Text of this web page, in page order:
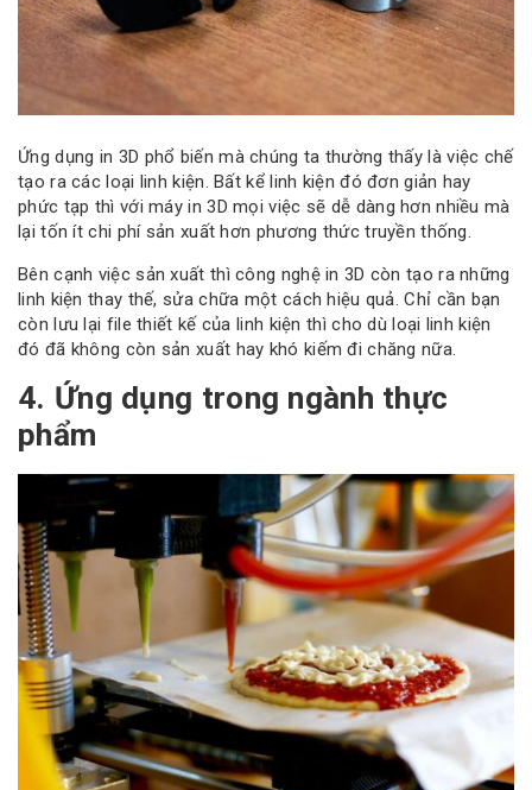
Ứng dụng in 3D phổ biến mà chúng ta thường thấy là việc chế
tạo ra các loại linh kiện. Bất kể linh kiện đó đơn giản hay
phức tạp thì với máy in 3D mọi việc sẽ dễ dàng hơn nhiều mà
lại tốn ít chi phí sản xuất hơn phương thức truyền thống.
Bên cạnh việc sản xuất thì công nghệ in 3D còn tạo ra những
linh kiện thay thế, sửa chữa một cách hiệu quả. Chỉ cần bạn
còn lưu lại file thiết kế của linh kiện thì cho dù loại linh kiện
đó đã không còn sản xuất hay khó kiếm đi chăng nữa.
4. Ứng dụng trong ngành thực
phẩm